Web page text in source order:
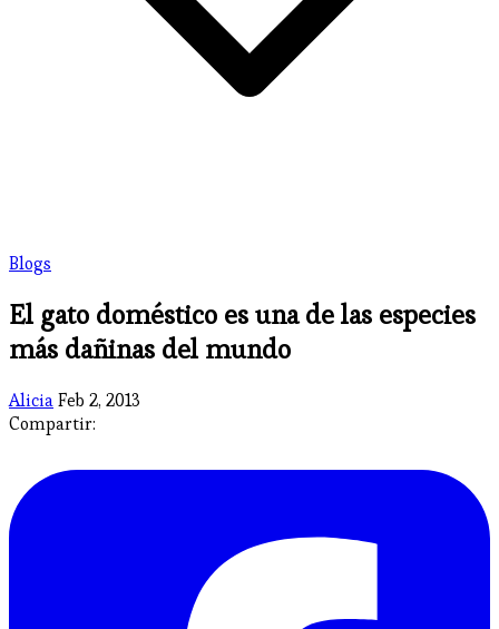
Blogs
El gato doméstico es una de las especies
más dañinas del mundo
AliciaFeb 2, 2013
Compartir: